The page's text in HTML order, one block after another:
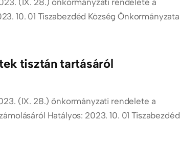
(IX. 28.) önkormányzati rendelete a
10. 01 Tiszabezdéd Község Önkormányzata
tisztán tartásáról
(IX. 28.) önkormányzati rendelete a
Hatályos: 2023. 10. 01 Tiszabezdéd